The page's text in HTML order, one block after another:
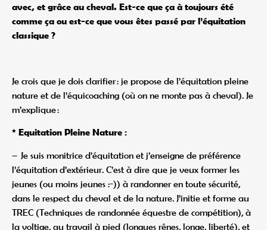
avec, et grâce au cheval. Est-ce que ça à toujours été
comme ça ou est-ce que vous êtes passé par l’équitation
classique ?
Je crois que je dois clarifier : je propose de l’équitation pleine
nature et de l’équicoaching (où on ne monte pas à cheval). Je
m’explique :
* Equitation Pleine Nature :
– Je suis monitrice d’équitation et j’enseigne de préférence
l’équitation d’extérieur. C’est à dire que je veux former les
jeunes (ou moins jeunes :-)) à randonner en toute sécurité,
dans le respect du cheval et de la nature. J’initie et forme au
TREC (Techniques de randonnée équestre de compétition), à
la voltige, au travail à pied (longues rênes, longe, liberté), et